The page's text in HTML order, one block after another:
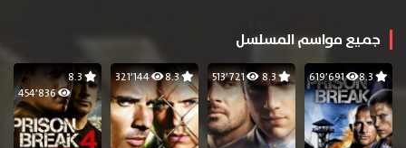
جميع مواسم المسلسل
8.3 619٬691 8.3 513٬721 8.3 321٬144
8.3
454٬836